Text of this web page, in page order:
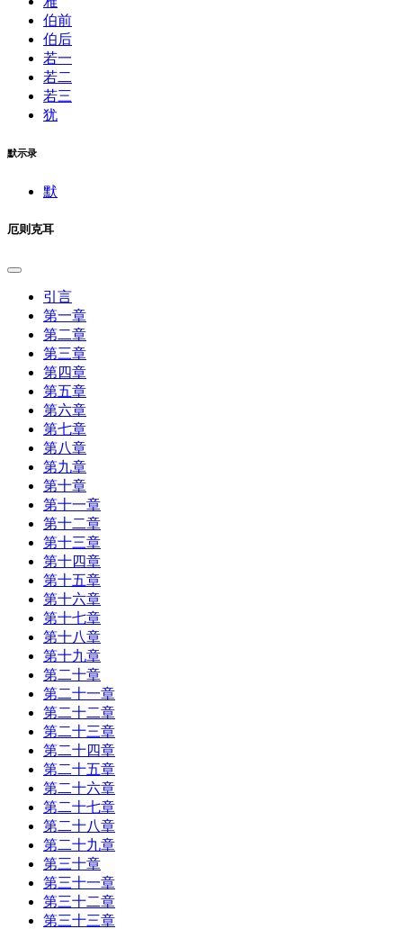
伯前
伯后
若一
若二
若三
犹
默示录
默
厄则克耳
引言
第一章
第二章
第三章
第四章
第五章
第六章
第七章
第八章
第九章
第十章
第十一章
第十二章
第十三章
第十四章
第十五章
第十六章
第十七章
第十八章
第十九章
第二十章
第二十一章
第二十二章
第二十三章
第二十四章
第二十五章
第二十六章
第二十七章
第二十八章
第二十九章
第三十章
第三十一章
第三十二章
第三十三章